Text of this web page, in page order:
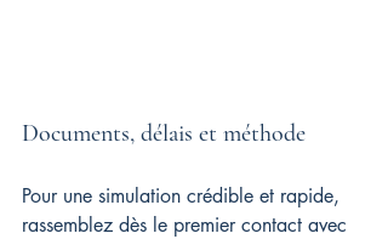
Documents, délais et méthode
Pour une simulation crédible et rapide,
rassemblez dès le premier contact avec